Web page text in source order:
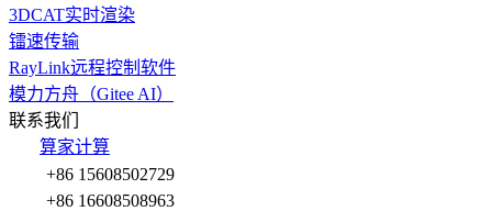
3DCAT实时渲染
镭速传输
RayLink远程控制软件
模力方舟（Gitee AI）
联系我们
算家计算
+86 15608502729
+86 16608508963